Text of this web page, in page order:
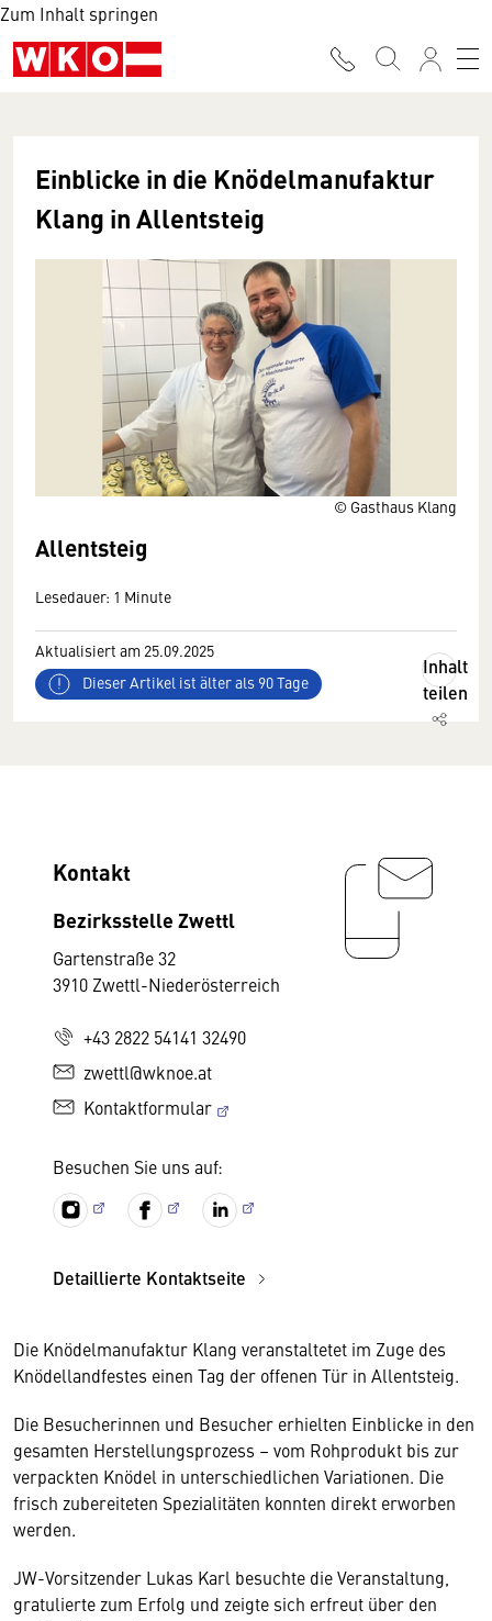
Zum Inhalt springen
© Gasthaus Klang
Einblicke in die Knödelmanufaktur
Klang in Allentsteig
Allentsteig
Lesedauer: 1 Minute
Aktualisiert am 25.09.2025
Dieser Artikel ist älter als 90 Tage
Inhalt
teilen
Kontakt
Bezirksstelle Zwettl
Gartenstraße 32
3910 Zwettl-Niederösterreich
+43 2822 54141 32490
zwettl@wknoe.at
Kontaktformular
Besuchen Sie uns auf:
Detaillierte Kontaktseite
Die Knödelmanufaktur Klang veranstaltetet im Zuge des
Knödellandfestes einen Tag der offenen Tür in Allentsteig.
Die Besucherinnen und Besucher erhielten Einblicke in den
gesamten Herstellungsprozess – vom Rohprodukt bis zur
verpackten Knödel in unterschiedlichen Variationen. Die
frisch zubereiteten Spezialitäten konnten direkt erworben
werden.
JW-Vorsitzender Lukas Karl besuchte die Veranstaltung,
gratulierte zum Erfolg und zeigte sich erfreut über den